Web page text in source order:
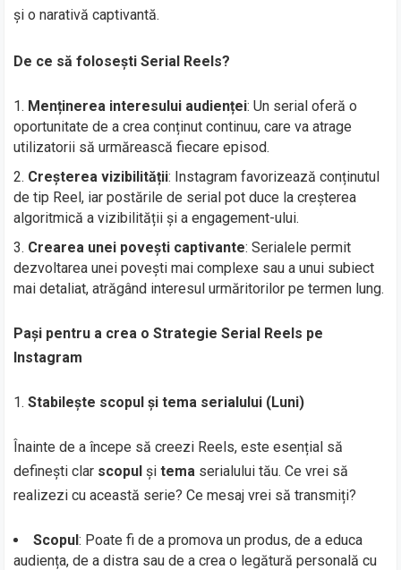
și o narativă captivantă.
De ce să folosești Serial Reels?
Menținerea interesului audienței: Un serial oferă o
oportunitate de a crea conținut continuu, care va atrage
utilizatorii să urmărească fiecare episod.
Creșterea vizibilității: Instagram favorizează conținutul
de tip Reel, iar postările de serial pot duce la creșterea
algoritmică a vizibilității și a engagement-ului.
Crearea unei povești captivante: Serialele permit
dezvoltarea unei povești mai complexe sau a unui subiect
mai detaliat, atrăgând interesul urmăritorilor pe termen lung.
Pași pentru a crea o Strategie Serial Reels pe
Instagram
Stabilește scopul și tema serialului (Luni)
Înainte de a începe să creezi Reels, este esențial să
definești clar scopul șitema serialului tău. Ce vrei să
realizezi cu această serie? Ce mesaj vrei să transmiți?
Scopul: Poate fi de a promova un produs, de a educa
audiența, de a distra sau de a crea o legătură personală cu